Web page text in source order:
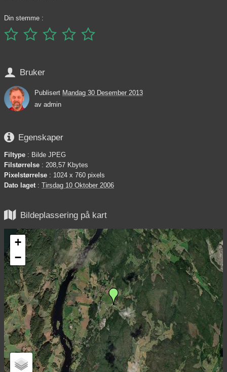
Din stemme :
    
 Bruker
Publisert Mandag 30 Desember 2013
av admin
 Egenskaper
Filtype : Bilde JPEG
Filstørrelse : 208,57 Kbytes
Pixelstørrelse : 1024 x 760 pixels
Dato laget: Tirsdag 10 Oktober 2006
 Bildeplassering på kart
+
−